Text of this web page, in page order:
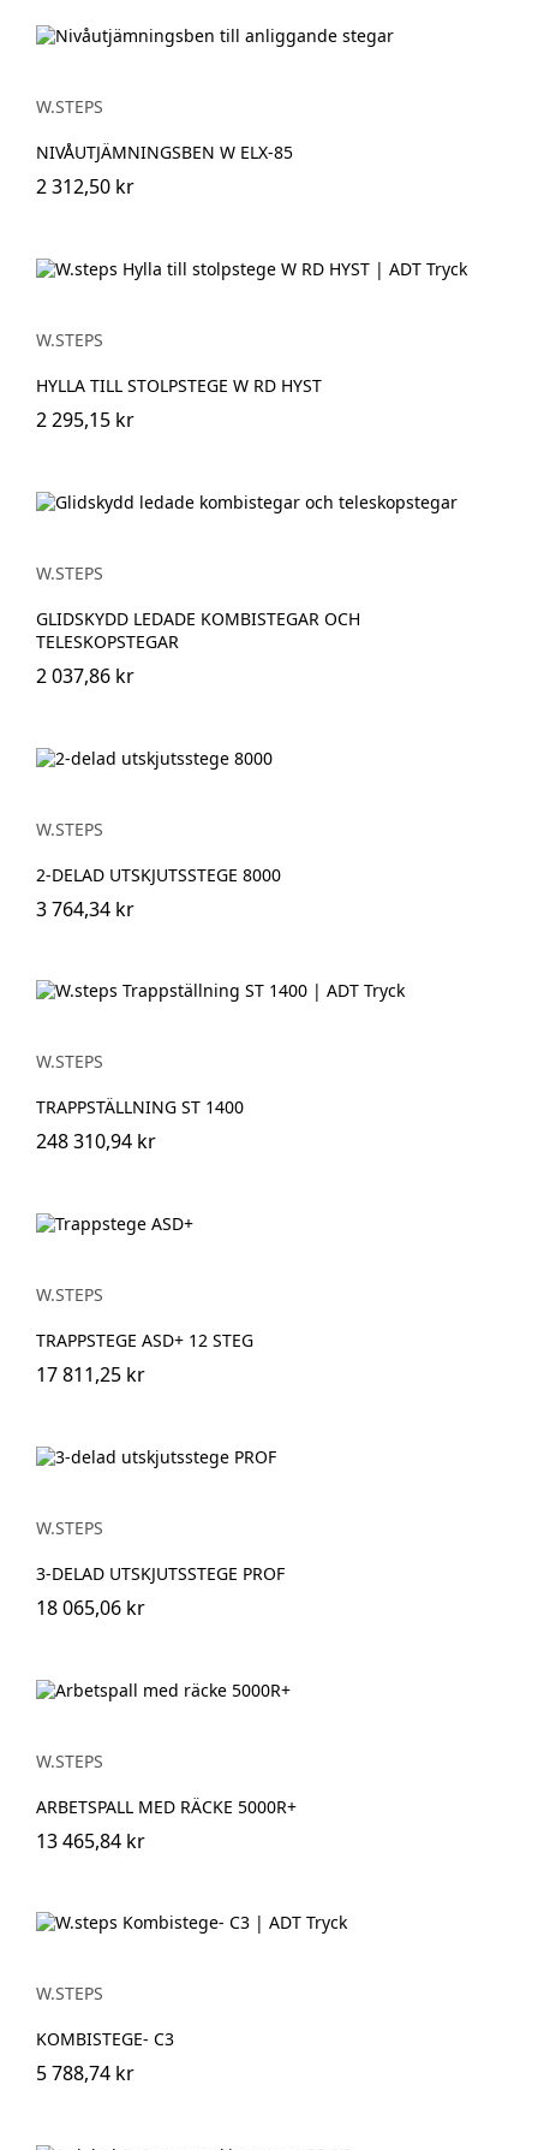
W.STEPS
NIVÅUTJÄMNINGSBEN W ELX-85
2 312,50 kr
W.STEPS
HYLLA TILL STOLPSTEGE W RD HYST
2 295,15 kr
W.STEPS
GLIDSKYDD LEDADE KOMBISTEGAR OCH
TELESKOPSTEGAR
2 037,86 kr
W.STEPS
2-DELAD UTSKJUTSSTEGE 8000
3 764,34 kr
W.STEPS
TRAPPSTÄLLNING ST 1400
248 310,94 kr
W.STEPS
TRAPPSTEGE ASD+ 12 STEG
17 811,25 kr
W.STEPS
3-DELAD UTSKJUTSSTEGE PROF
18 065,06 kr
W.STEPS
ARBETSPALL MED RÄCKE 5000R+
13 465,84 kr
W.STEPS
KOMBISTEGE- C3
5 788,74 kr